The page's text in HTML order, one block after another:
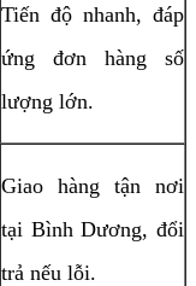
Tiến độ nhanh, đáp
ứng đơn hàng số
lượng lớn.
Giao hàng tận nơi
tại Bình Dương, đổi
trả nếu lỗi.